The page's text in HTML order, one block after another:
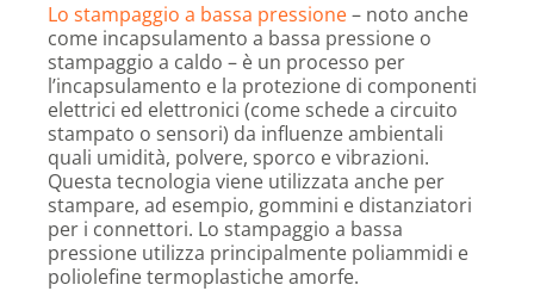
Lo stampaggio a bassa pressione– noto anche
come incapsulamento a bassa pressione o
stampaggio a caldo – è un processo per
l’incapsulamento e la protezione di componenti
elettrici ed elettronici (come schede a circuito
stampato o sensori) da influenze ambientali
quali umidità, polvere, sporco e vibrazioni.
Questa tecnologia viene utilizzata anche per
stampare, ad esempio, gommini e distanziatori
per i connettori. Lo stampaggio a bassa
pressione utilizza principalmente poliammidi e
poliolefine termoplastiche amorfe.